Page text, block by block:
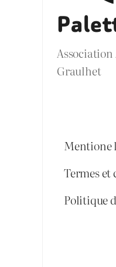
Graulhet
Mentione
Termes
Politique